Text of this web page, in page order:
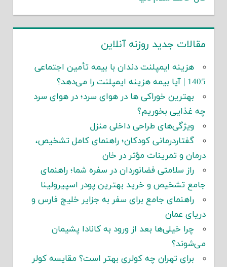
مقالات جدید روزنه آنلاین
هزینه ایمپلنت دندان با بیمه تأمین اجتماعی
1405 | آیا بیمه هزینه ایمپلنت را می‌دهد؟
بهترین خوراکی ها در هوای سرد؛ در هوای سرد
چه غذایی بخوریم؟
ویژگی‌های طراحی داخلی منزل
گفتاردرمانی کودکان؛ راهنمای کامل تشخیص،
درمان و تمرینات مؤثر در خان
راز سلامتی فضانوردان در سفره شما؛ راهنمای
جامع تشخیص و خرید بهترین پودر اسپیرولینا
راهنمای جامع برای سفر به جزایر خلیج فارس و
دریای عمان
چرا خیلی‌ها بعد از ورود به کانادا پشیمان
می‌شوند؟
برای تهران چه کولری بهتر است؟ مقایسه کولر